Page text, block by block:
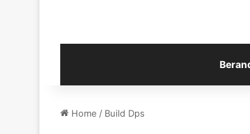
Home / Build Dps